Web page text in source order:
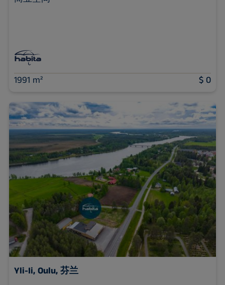
1991 m² $ 0
Yli-Ii,Oulu, 芬兰